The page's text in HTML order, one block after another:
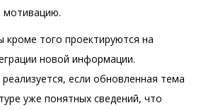
мотивацию.
кроме того проектируются на
новой информации.
если обновленная тема
уже понятных сведений, что